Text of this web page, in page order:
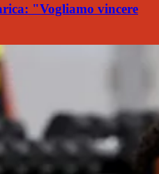
"Vogliamo vincere